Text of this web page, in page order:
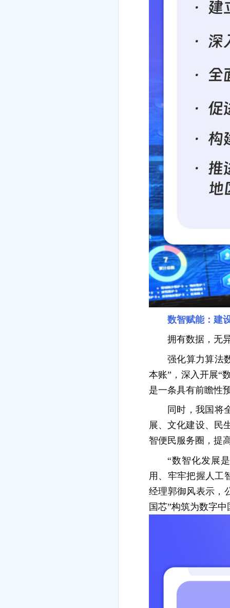
数智赋能：建
拥有数据，无
强化算力算法
本账”，深入开展“
是一条具有前瞻性
同时，我国将
展、文化建设、民
智便民服务圈，提
“数智化发展
用、牢牢把握人工
经理郭御风表示，
国芯”构筑为数字